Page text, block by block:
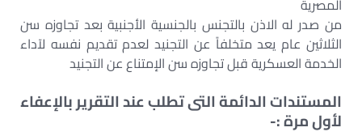
المصرية
من صدر له الاذن بالتجنس بالجنسية الأجنبية بعد تجاوزه سن
الثلاثين عام يعد متخلفاً عن التجنيد لعدم تقديم نفسه لآداء
الخدمة العسكرية قبل تجاوزه سن الإمتناع عن التجنيد
المستندات الدائمة التى تطلب عند التقرير بالإعفاء
لأول مرة :-